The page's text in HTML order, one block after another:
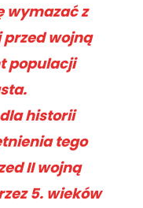
wymazać z
przed wojną
populacji
historii
tego
II wojną
5. wieków